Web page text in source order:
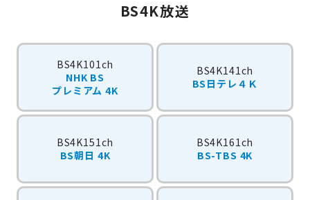
BS4K放送
BS4K101ch
NHK BS
プレミアム 4K
BS4K141ch
BS日テレ４Ｋ
BS4K151ch
BS朝日 4K
BS4K161ch
BS-TBS 4K